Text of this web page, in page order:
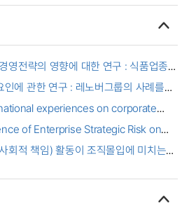
영전략의 영향에 대한 연구 : 식품업종
of the CSV Business Strategy for
on the Food Industry -
에 관한 연구 : 레노버그룹의 사례를
experiences on corporate
of Enterprise Strategic Risk on
: Focusing on the
Digital Capacity and
한 연구 : 디지털역량과 사회적 자본을
회적 책임) 활동이 조직몰입에 미치는